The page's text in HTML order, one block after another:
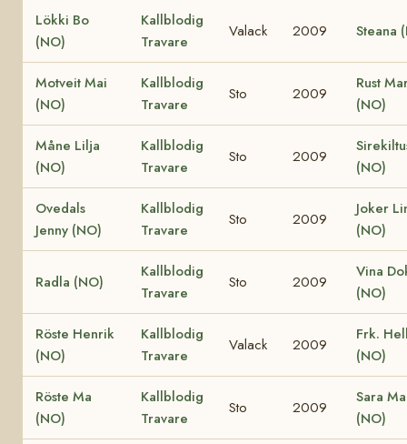
Lökki Bo
(NO)
Kallblodig
Travare
Valack 2009 Steana
Motveit Mai
(NO)
Kallblodig
Travare
Sto 2009
Rust
(NO)
Måne Lilja
(NO)
Kallblodig
Travare
Sto 2009
(NO)
Ovedals
Jenny (NO)
Kallblodig
Travare
Sto 2009
Joker
(NO)
Radla (NO)
Kallblodig
Travare
Sto 2009
Vina
(NO)
Röste Henrik
(NO)
Kallblodig
Travare
Valack 2009
Frk.
(NO)
Röste Ma
(NO)
Kallblodig
Travare
Sto 2009
Sara
(NO)